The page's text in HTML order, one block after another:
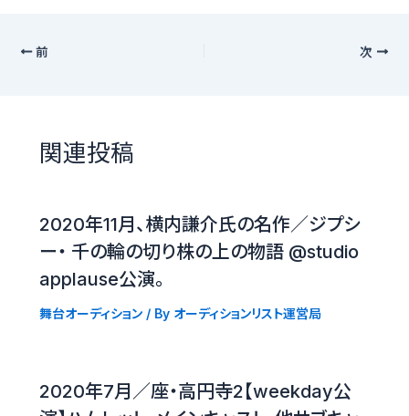
前 次
関連投稿
2020年11月、横内謙介氏の名作／ジプシ
ー・ 千の輪の切り株の上の物語 @studio
applause公演。
舞台オーディション/ By オーディションリスト運営局
2020年7月／座・高円寺2【weekday公